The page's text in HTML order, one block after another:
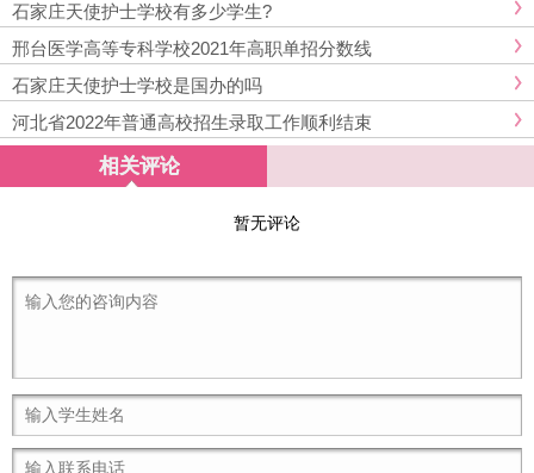
石家庄天使护士学校有多少学生?
邢台医学高等专科学校2021年高职单招分数线
石家庄天使护士学校是国办的吗
河北省2022年普通高校招生录取工作顺利结束
相关评论
暂无评论